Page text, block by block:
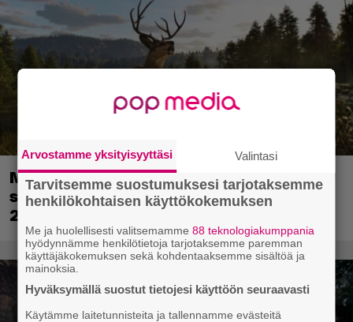
Metsästyssimulaattorin jatko-osa
saapuu ensi kuussa – Way of the Hunter
2 päivättiin
Arvostamme yksityisyyttäsi Valintasi
Tarvitsemme suostumuksesi tarjotaksemme
henkilökohtaisen käyttökokemuksen
Me ja huolellisesti valitsemamme88 teknologiakumppania
hyödynnämme henkilötietoja tarjotaksemme paremman
käyttäjäkokemuksen sekä kohdentaaksemme sisältöä ja
mainoksia.
Hyväksymällä suostut tietojesi käyttöön seuraavasti
Käytämme laitetunnisteita ja tallennamme evästeitä